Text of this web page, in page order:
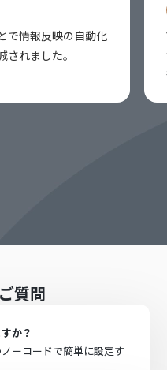
で情報反映の自動化
れました。
質問
か？
ーコードで簡単に設定す